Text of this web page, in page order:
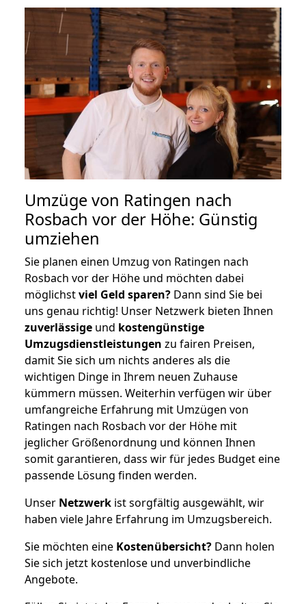
Umzüge von Ratingen nach
Rosbach vor der Höhe: Günstig
umziehen
Sie planen einen Umzug von Ratingen nach
Rosbach vor der Höhe und möchten dabei
möglichstviel Geld sparen? Dann sind Sie bei
uns genau richtig! Unser Netzwerk bieten Ihnen
zuverlässige und kostengünstige
Umzugsdienstleistungen zu fairen Preisen,
damit Sie sich um nichts anderes als die
wichtigen Dinge in Ihrem neuen Zuhause
kümmern müssen. Weiterhin verfügen wir über
umfangreiche Erfahrung mit Umzügen von
Ratingen nach Rosbach vor der Höhe mit
jeglicher Größenordnung und können Ihnen
somit garantieren, dass wir für jedes Budget eine
passende Lösung finden werden.
Unser Netzwerk ist sorgfältig ausgewählt, wir
haben viele Jahre Erfahrung im Umzugsbereich.
Sie möchten eine Kostenübersicht? Dann holen
Sie sich jetzt kostenlose und unverbindliche
Angebote.